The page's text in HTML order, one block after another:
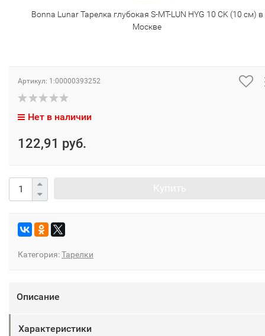
Bonna Lunar Тарелка глубокая S-MT-LUN HYG 10 CK (10 см) в
Москве
Артикул: 1:00000393252
Нет в наличии
122,91 руб.
Категория:Тарелки
Описание
Характеристики